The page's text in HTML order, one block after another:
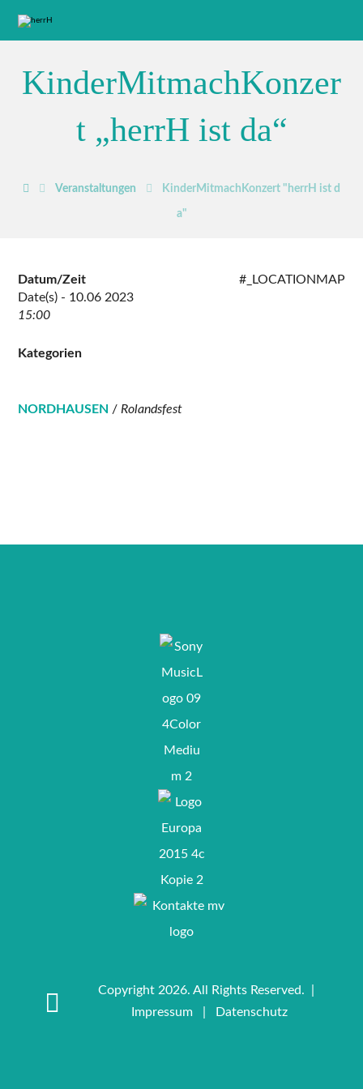
KinderMitmachKonzer
t „herrH ist da“
Veranstaltungen KinderMitmachKonzert "herrH ist d
a"
#_LOCATIONMAP
Datum/Zeit
Date(s) - 10.06 2023
15:00
Kategorien
NORDHAUSEN / Rolandsfest
Copyright 2026. All Rights Reserved. |
Impressum| Datenschutz